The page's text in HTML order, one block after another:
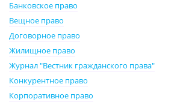
Банковское право
Вещное право
Договорное право
Жилищное право
Журнал "Вестник гражданского права"
Конкурентное право
Корпоративное право